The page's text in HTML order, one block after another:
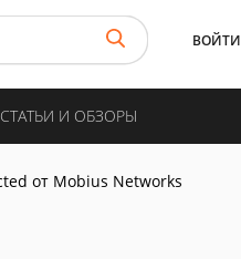
ВОЙТИ
СТАТЬИ И ОБЗОРЫ
от Mobius Networks